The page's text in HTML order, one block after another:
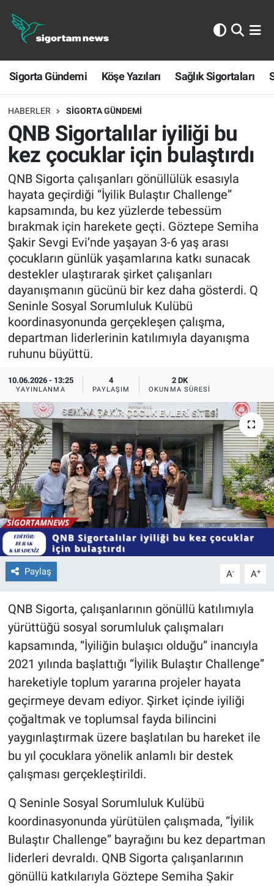
Sigorta Gündemi Köşe Yazıları Sağlık Sigortaları
HABERLER SIGORTA GÜNDEMI
QNB Sigortalılar iyiliği bu
kez çocuklar için bulaştırdı
QNB Sigorta çalışanları gönüllülük esasıyla
hayata geçirdiği “İyilik Bulaştır Challenge”
kapsamında, bu kez yüzlerde tebessüm
bırakmak için harekete geçti. Göztepe Semiha
Şakir Sevgi Evi’nde yaşayan 3-6 yaş arası
çocukların günlük yaşamlarına katkı sunacak
destekler ulaştırarak şirket çalışanları
dayanışmanın gücünü bir kez daha gösterdi. Q
Seninle Sosyal Sorumluluk Kulübü
koordinasyonunda gerçekleşen çalışma,
departman liderlerinin katılımıyla dayanışma
ruhunu büyüttü.
10.06.2026 - 13:25
YAYINLANMA
4
PAYLAŞIM
2 DK
OKUNMA SÜRESI
Paylaş A- A+
QNB Sigorta, çalışanlarının gönüllü katılımıyla
yürüttüğü sosyal sorumluluk çalışmaları
kapsamında, “İyiliğin bulaşıcı olduğu” inancıyla
2021 yılında başlattığı “İyilik Bulaştır Challenge”
hareketiyle toplum yararına projeler hayata
geçirmeye devam ediyor. Şirket içinde iyiliği
çoğaltmak ve toplumsal fayda bilincini
yaygınlaştırmak üzere başlatılan bu hareket ile
bu yıl çocuklara yönelik anlamlı bir destek
çalışması gerçekleştirildi.
Q Seninle Sosyal Sorumluluk Kulübü
koordinasyonunda yürütülen çalışmada, “İyilik
Bulaştır Challenge” bayrağını bu kez departman
liderleri devraldı. QNB Sigorta çalışanlarının
gönüllü katkılarıyla Göztepe Semiha Şakir
Sigorta Gündemi
Köşe Yazıları
Sağlık Sigortaları
Sporun Sigortası
Ekonomi